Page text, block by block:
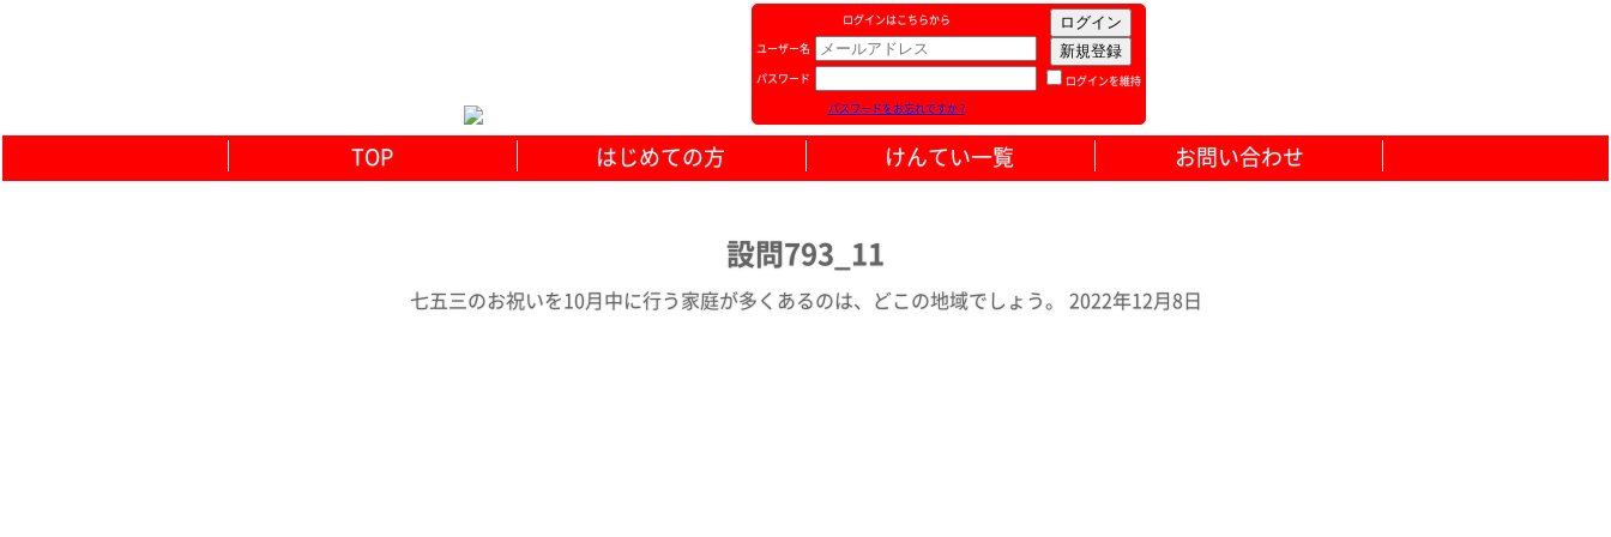
ログインはこちらから
ログインを維持
ユーザー名
パスワード
パスワードをお忘れですか ?
TOP はじめての方 けんてい一覧 お問い合わせ
設問793_11
七五三のお祝いを10月中に行う家庭が多くあるのは、どこの地域でしょう。 2022年12月8日